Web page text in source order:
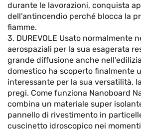
durante le lavorazioni, conquista
dell’antincendio perché blocca la
fiamme.
3. DUREVOLE Usato normalmente
aerospaziali per la sua esagerata
grande diffusione anche
domestico ha scoperto finalmente
interessante per la sua versatilità,
pregi. Come funziona Nanoboard
combina un materiale super
pannello di rivestimento in
cuscinetto idroscopico nei